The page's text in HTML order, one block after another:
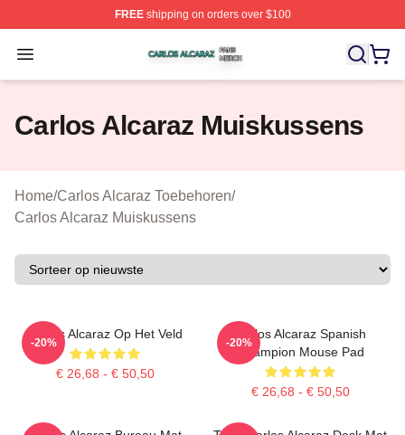
FREEshipping on orders over $100
Open menu
Carlos Alcaraz Shop ⚡️ Officially Licensed Carlos
Carlos Alcaraz Muiskussens
Home/Carlos Alcaraz Toebehoren/
Carlos Alcaraz Muiskussens
Carlos Alcaraz Op Het Veld
€ 26,68 - € 50,50
-20%
Carlos Alcaraz Spanish
Champion Mouse Pad
€ 26,68 - € 50,50
-20%